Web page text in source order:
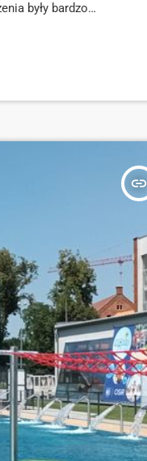
były bardzo
gdzie
insert_link